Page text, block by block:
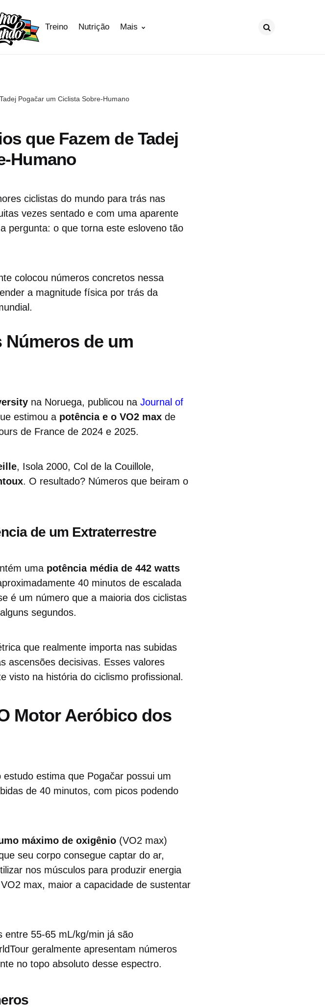
Treino Nutrição Mais
Pogačar um Ciclista Sobre-Humano
que Fazem de Tadej
Humano
ciclistas do mundo para trás nas
vezes sentado e com uma aparente
pergunta: o que torna este esloveno tão
colocou números concretos nessa
a magnitude física por trás da
Números de um
na Noruega, publicou na Journal of
estimou a potência e o VO2 max de
de France de 2024 e 2025.
, Isola 2000, Col de la Couillole,
. O resultado? Números que beiram o
de um Extraterrestre
uma potência média de 442 watts
40 minutos de escalada
é um número que a maioria dos ciclistas
segundos.
que realmente importa nas subidas
ascensões decisivas. Esses valores
visto na história do ciclismo profissional.
Motor Aeróbico dos
estima que Pogačar possui um
de 40 minutos, com picos podendo
máximo de oxigênio (VO2 max)
seu corpo consegue captar do ar,
nos músculos para produzir energia
max, maior a capacidade de sustentar
entre 55-65 mL/kg/min já são
geralmente apresentam números
no topo absoluto desse espectro.